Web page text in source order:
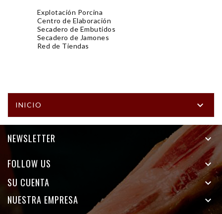
Explotación Porcina
Centro de Elaboración
Secadero de Embutidos
Secadero de Jamones
Red de Tiendas
INICIO 
NEWSLETTER 
FOLLOW US 
SU CUENTA 
NUESTRA EMPRESA 